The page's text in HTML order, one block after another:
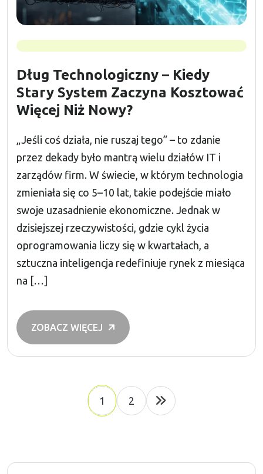
Dług Technologiczny – Kiedy
Stary System Zaczyna Kosztować
Więcej Niż Nowy?
„Jeśli coś działa, nie ruszaj tego” – to zdanie
przez dekady było mantrą wielu działów IT i
zarządów firm. W świecie, w którym technologia
zmieniała się co 5–10 lat, takie podejście miało
swoje uzasadnienie ekonomiczne. Jednak w
dzisiejszej rzeczywistości, gdzie cykl życia
oprogramowania liczy się w kwartałach, a
sztuczna inteligencja redefiniuje rynek z miesiąca
na […]
ZOBACZ WIĘCEJ
1 2